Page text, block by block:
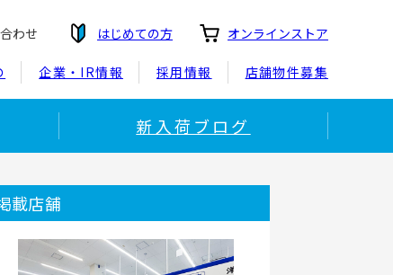
わせ はじめての方 オンラインストア
企業・IR情報 採用情報 店舗物件募集
新入荷ブログ
載店舗